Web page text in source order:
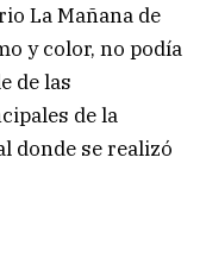
La Mañana de
y color, no podía
de las
de la
donde se realizó